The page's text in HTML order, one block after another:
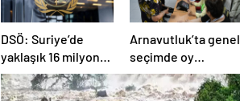
DSÖ: Suriye’de
yaklaşık 16 milyon
kişi sağlık
desteğine ihtiyaç
Arnavutluk’ta genel
seçimde oy
kullanma işlemi
başladı